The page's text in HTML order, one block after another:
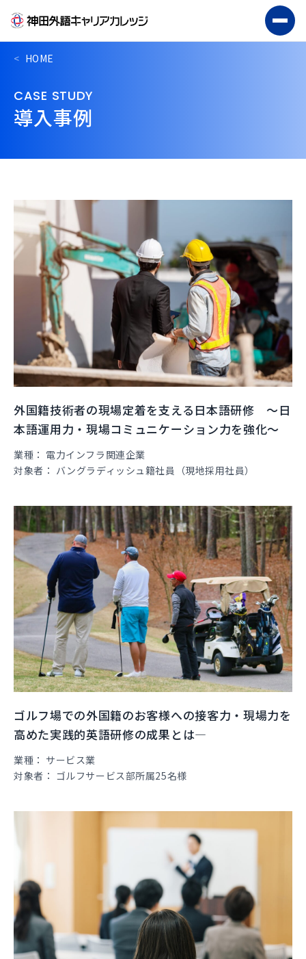
HOME
CASE STUDY
導入事例
外国籍技術者の現場定着を支える日本語研修 ～日
本語運用力・現場コミュニケーション力を強化～
業種
電力インフラ関連企業
対象者
バングラディッシュ籍社員（現地採用社員）
ゴルフ場での外国籍のお客様への接客力・現場力を
高めた実践的英語研修の成果とは―
業種
サービス業
対象者
ゴルフサービス部所属25名様